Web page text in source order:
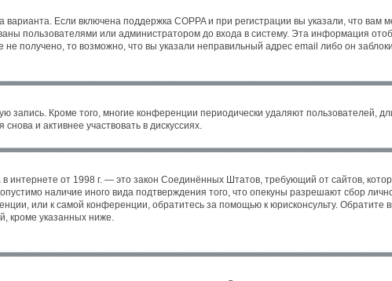
Если включена поддержка COPPA и при регистрации вы указали, что вам
пользователями или администратором до входа в систему. Эта информация
получено, то возможно, что вы указали неправильный адрес email либо он
запись. Кроме того, многие конференции периодически удаляют пользователей,
и активнее участвовать в дискуссиях.
интернете от 1998 г. — это закон Соединённых Штатов, требующий от сайтов,
наличие иного вида подтверждения того, что опекуны разрешают сбор
или к самой конференции, обратитесь за помощью к юрисконсульту. Обратите
кроме указанных ниже.